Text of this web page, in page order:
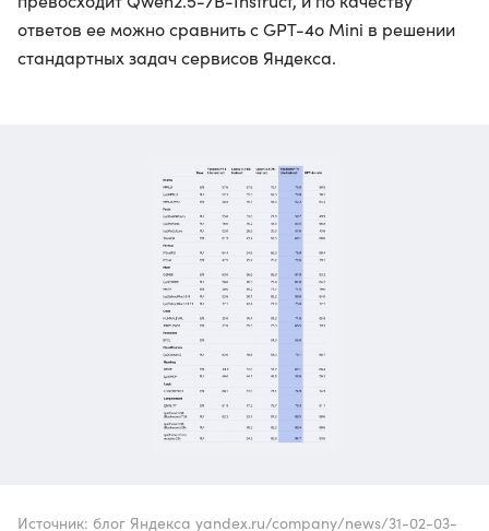
ответов ее можно сравнить с GPT-4o Mini в решении
стандартных задач сервисов Яндекса.
Источник: блог Яндекса yandex.ru/company/news/31-02-03-